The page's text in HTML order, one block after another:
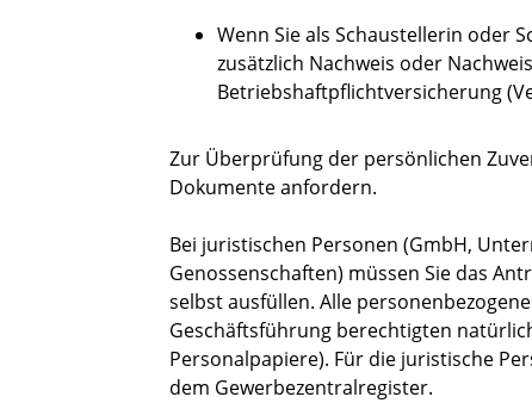
Wenn Sie als Schaustellerin oder
zusätzlich Nachweis oder
Betriebshaftpflichtversicherung
Zur Überprüfung der persönlichen
Dokumente anfordern.
Bei juristischen Personen (GmbH,
Genossenschaften) müssen Sie das
selbst ausfüllen. Alle
Geschäftsführung berechtigten
Personalpapiere). Für die juristische
dem Gewerbezentralregister.